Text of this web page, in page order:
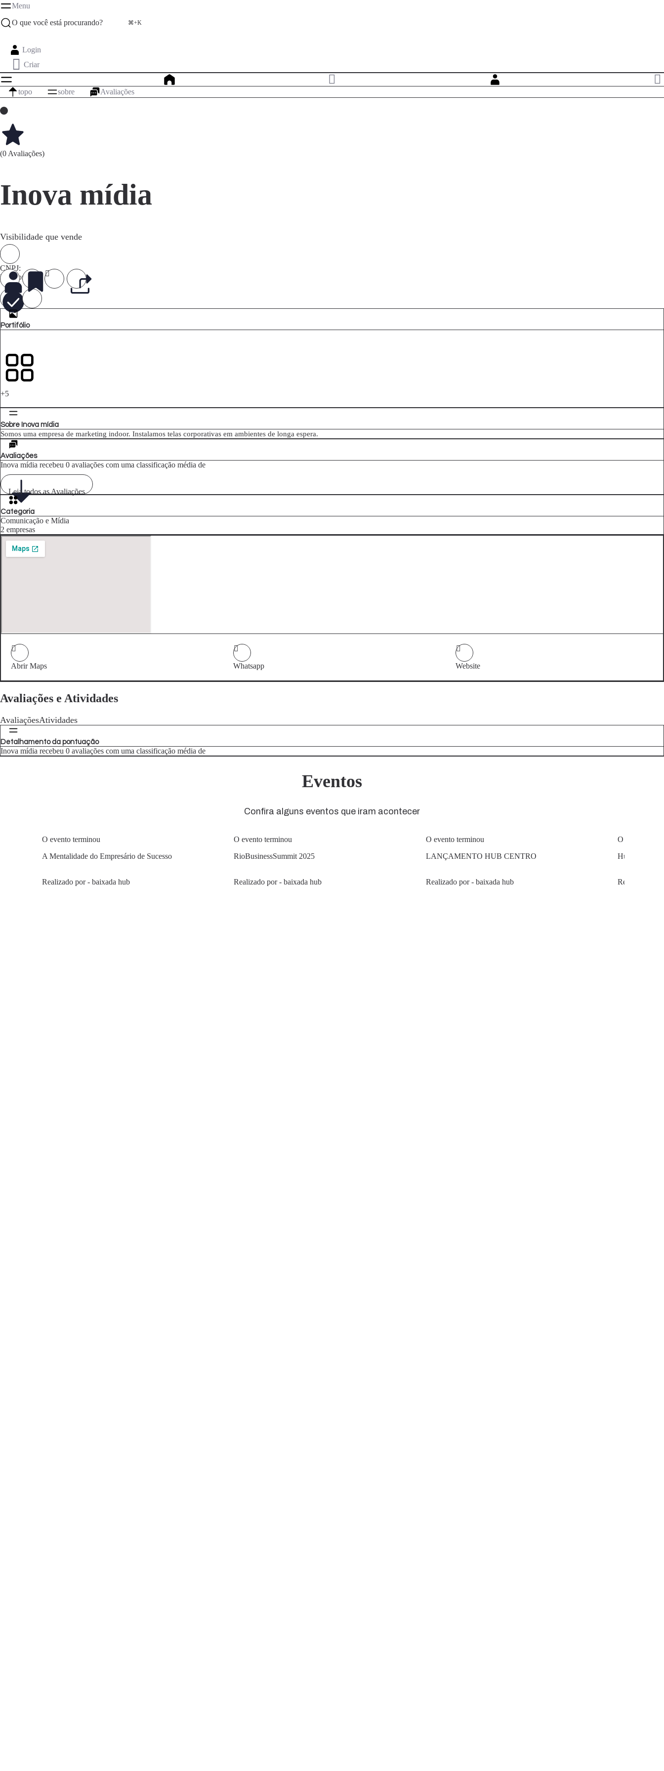
Menu
O que você está procurando?
⌘+K
Login
Criar
topo sobre Avaliações
(0 Avaliações)
Inova mídia
Visibilidade que vende
CNPJ:
Funcionários
Portifólio
+5
Sobre Inova mídia
Somos uma empresa de marketing indoor. Instalamos telas corporativas em ambientes de longa espera.
Avaliações
Inova mídia recebeu 0 avaliações com uma classificação média de
Leia todos as Avaliações
Categoria
Comunicação e Mídia
2 empresas
Abrir Maps Whatsapp Website
Avaliações e Atividades
AvaliaçõesAtividades
Detalhamento da pontuação
Inova mídia recebeu 0 avaliações com uma classificação média de
Eventos
Confira alguns eventos que iram acontecer
O evento terminou
A Mentalidade do Empresário de Sucesso
Realizado por - baixada hub
O evento terminou
RioBusinessSummit 2025
Realizado por - baixada hub
O evento terminou
LANÇAMENTO HUB CENTRO
Realizado por - baixada hub
O evento
Hub Traction
Realizado por